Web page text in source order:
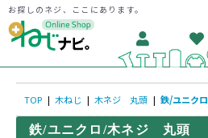
お探しのネジ、ここにあります。
TOP | 木ねじ | 木ネジ 丸頭 | 鉄/ユニクロ
鉄/ユニクロ/木ネジ 丸頭